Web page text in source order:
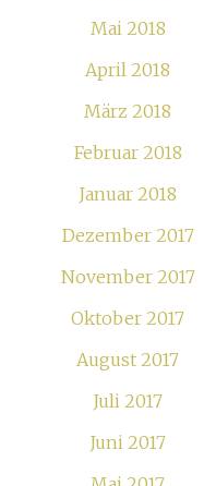
Mai 2018
April 2018
März 2018
Februar 2018
Januar 2018
Dezember 2017
November 2017
Oktober 2017
August 2017
Juli 2017
Juni 2017